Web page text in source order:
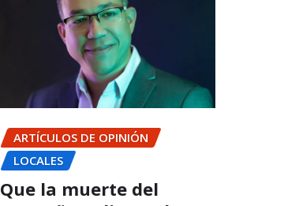
ARTÍCULOS DE OPINIÓN
LOCALES
Que la muerte del